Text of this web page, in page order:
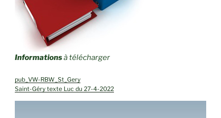
Informationsà télécharger
pub_VW-RBW_St_Gery
Saint-Géry texte Luc du 27-4-2022